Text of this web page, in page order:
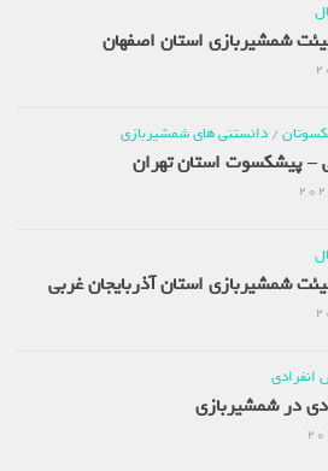
شمشیربازی استان اصفهان
/ دانستنی های شمشیربازی
– پیشکسوت استان تهران
شمشیربازی استان آذربایجان غربی
در شمشیربازی